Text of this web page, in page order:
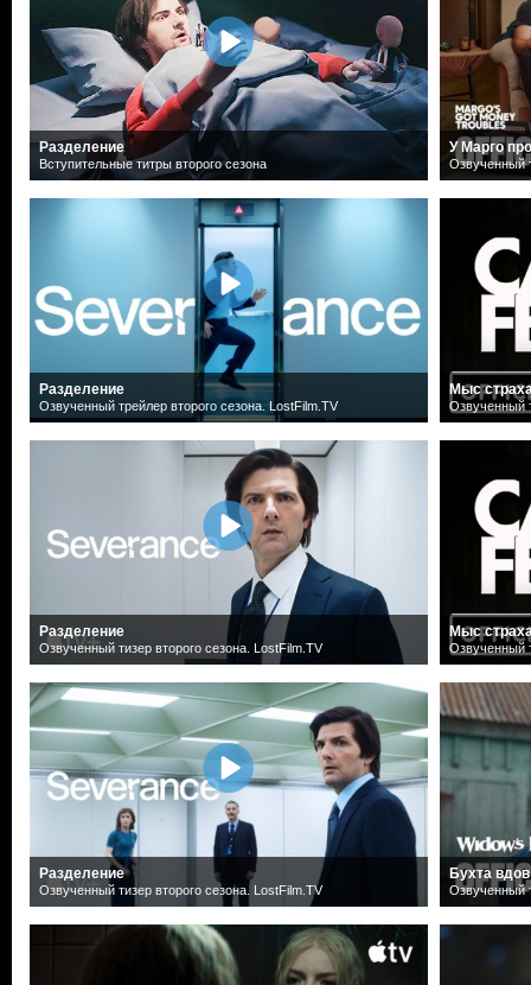
Разделение
Вступительные титры второго сезона
Разделение
Озвученный трейлер второго сезона. LostFilm.TV
Разделение
Озвученный тизер второго сезона. LostFilm.TV
Разделение
Озвученный тизер второго сезона. LostFilm.TV
У Марго
Озвученный
Мыс
Озвученный
Мыс
Озвученный
Бухта вдов
Озвученный